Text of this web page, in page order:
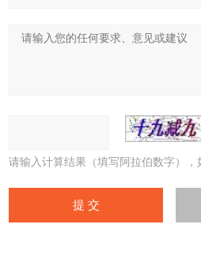
请输入计算结果（填写阿拉伯数字），